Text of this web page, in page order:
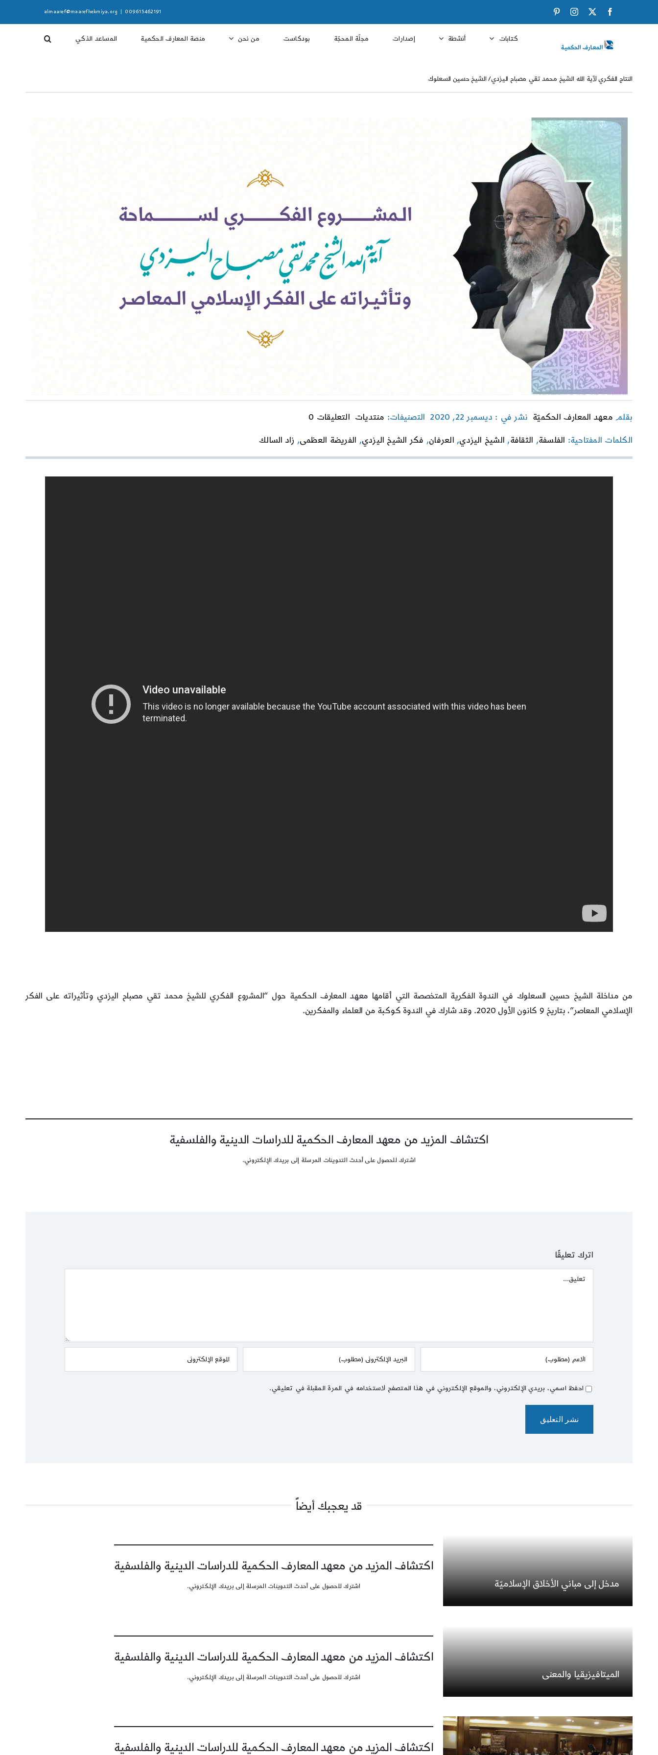
Facebook
X
Instagram
009615462191
almaaref@maarefhekmiya.org
كتابات أنشطة إصدارات مجلّة المحجّة بودكاست من نحن منصة المعارف الحكمية المساعد الذكي
النتاج الفكري لآية الله الشيخ محمد تقي مصباح اليزدي/ الشيخ حسين السعلوك
بقلم معهد المعارف الحكميّة نشر في : ديسمبر 22, 2020 التصنيفات: منتديات التعليقات 0
on
الفكري
لآية
الله
محمد
الكلمات المفتاحية: الفلسفة, الثقافة, الشيخ اليزدي, العرفان, فكر الشيخ اليزدي, الفريضة العظمى, زاد السالك
من مداخلة الشيخ حسين السعلوك في الندوة الفكرية المتخصصة التي أقامها معهد المعارف الحكمية حول “المشروع الفكري للشيخ محمد تقي مصباح اليزدي وتأثيراته على الفكر
الإسلامي المعاصر”، بتاريخ 9 كانون الأول 2020. وقد شارك في الندوة كوكبة من العلماء والمفكرين.
اكتشاف المزيد من معهد المعارف الحكمية للدراسات الدينية والفلسفية
اشترك للحصول على أحدث التدوينات المرسلة إلى بريدك الإلكتروني.
اترك تعليقًا
Comment
احفظ اسمي، بريدي الإلكتروني، والموقع الإلكتروني في هذا المتصفح لاستخدامه في المرة المقبلة في تعليقي.
قد يعجبك أيضاً
مدخل إلى مباني الأخلاق الإسلاميّة
اكتشاف المزيد من معهد المعارف الحكمية للدراسات الدينية والفلسفية
اشترك للحصول على أحدث التدوينات المرسلة إلى بريدك الإلكتروني.
الميتافيزيقيا والمعنى
اكتشاف المزيد من معهد المعارف الحكمية للدراسات الدينية والفلسفية
اشترك للحصول على أحدث التدوينات المرسلة إلى بريدك الإلكتروني.
اكتشاف المزيد من معهد المعارف الحكمية للدراسات الدينية والفلسفية